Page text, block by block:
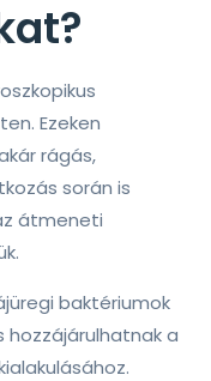
Ezeken
rágás,
során is
átmeneti
baktériumok
hozzájárulhatnak a